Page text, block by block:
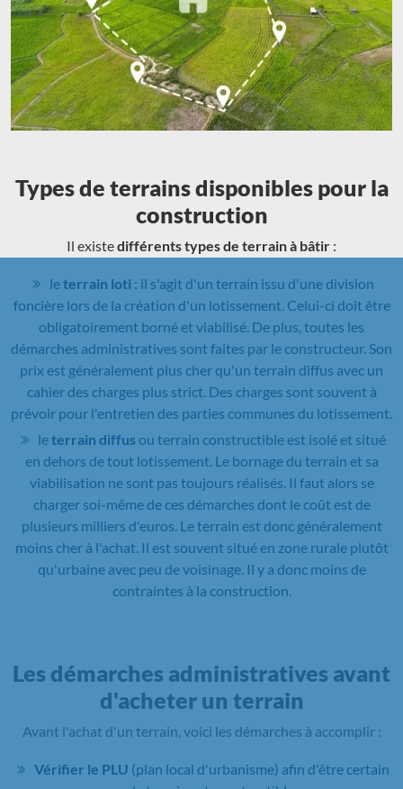
Types de terrains disponibles pour la
construction
Il existedifférents types de terrain à bâtir :
leterrain loti : il s'agit d'un terrain issu d'une division
foncière lors de la création d'un lotissement. Celui-ci doit être
obligatoirement borné et viabilisé. De plus, toutes les
démarches administratives sont faites par le constructeur. Son
prix est généralement plus cher qu'un terrain diffus avec un
cahier des charges plus strict. Des charges sont souvent à
prévoir pour l'entretien des parties communes du lotissement.
leterrain diffusou terrain constructible est isolé et situé
en dehors de tout lotissement. Le bornage du terrain et sa
viabilisation ne sont pas toujours réalisés. Il faut alors se
charger soi-même de ces démarches dont le coût est de
plusieurs milliers d'euros. Le terrain est donc généralement
moins cher à l'achat. Il est souvent situé en zone rurale plutôt
qu'urbaine avec peu de voisinage. Il y a donc moins de
contraintes à la construction.
Les démarches administratives avant
d'acheter un terrain
Avant l'achat d'un terrain, voici les démarches à accomplir :
Vérifier le PLU (plan local d'urbanisme) afin d'être certain